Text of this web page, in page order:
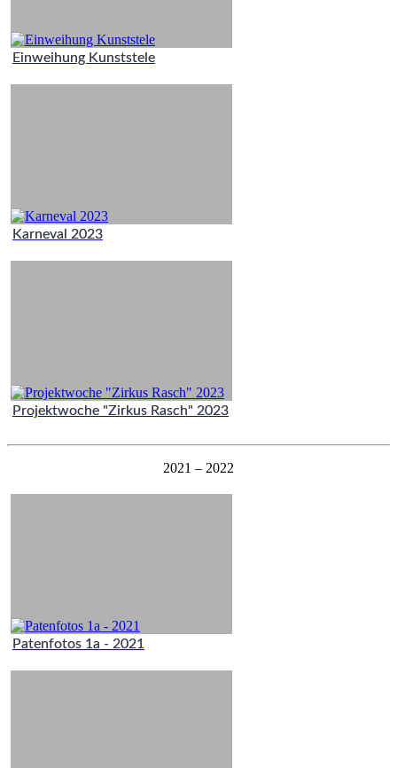
Einweihung Kunststele
Karneval 2023
Projektwoche "Zirkus Rasch" 2023
2021 – 2022
Patenfotos 1a - 2021